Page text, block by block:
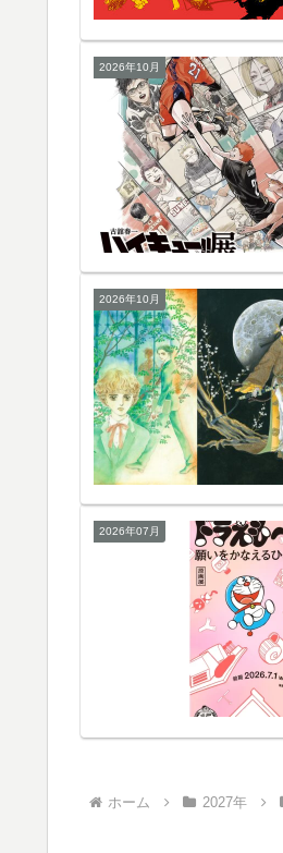
2026年10月
2026年10月
2026年07月
ホーム 2027年